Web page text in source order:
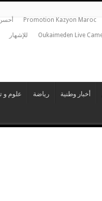
Promotion Kazyon Maroc
للإشهار
أخبار وطنية رياضة علوم و